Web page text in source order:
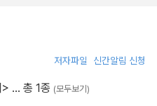
저자파일 신간알림 신청
> … 총 1종 (모두보기)